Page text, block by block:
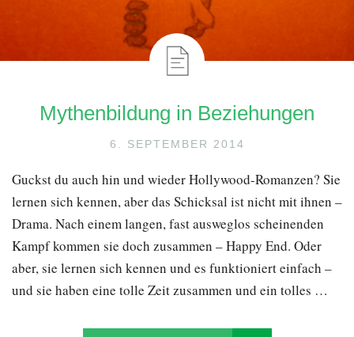
Mythenbildung in Beziehungen
6. SEPTEMBER 2014
Guckst du auch hin und wieder Hollywood-Romanzen? Sie
lernen sich kennen, aber das Schicksal ist nicht mit ihnen –
Drama. Nach einem langen, fast ausweglos scheinenden
Kampf kommen sie doch zusammen – Happy End. Oder
aber, sie lernen sich kennen und es funktioniert einfach –
und sie haben eine tolle Zeit zusammen und ein tolles …